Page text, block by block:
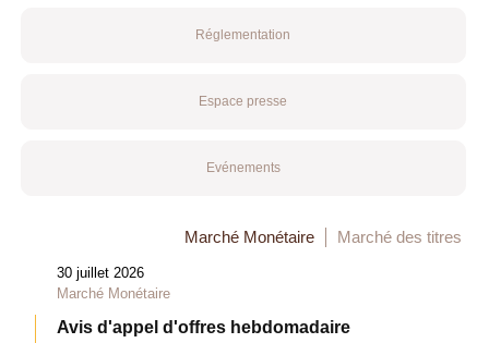
Réglementation
Espace presse
Evénements
Marché Monétaire Marché des titres
30 juillet 2026
Marché Monétaire
Avis d'appel d'offres hebdomadaire